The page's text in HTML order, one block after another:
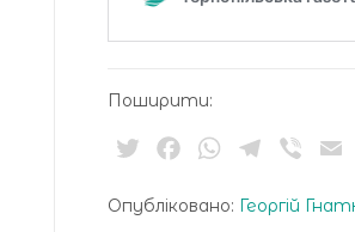
Поширити:
TwitterFacebookWhatsApp
Telegram
Viber
Опубліковано: Георгій